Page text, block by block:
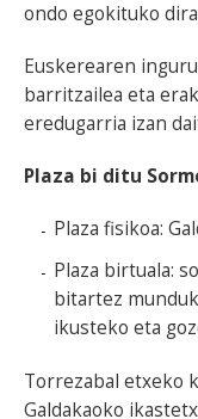
ondo egokituko
Euskerearen
barritzailea eta
eredugarria izan
Plaza bi ditu
Plaza fisikoa:
Plaza birtuala:
bitartez
ikusteko eta
Torrezabal etxeko
Galdakaoko